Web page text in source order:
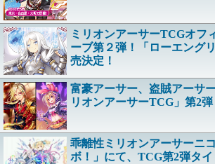
ミリオンアーサーTCGオフ
ーブ第２弾！「ローエング
売決定！
富豪アーサー、盗賊アーサ
リオンアーサーTCG」第2弾
乖離性ミリオンアーサーニ
ボ！」にて、TCG第2弾タイ